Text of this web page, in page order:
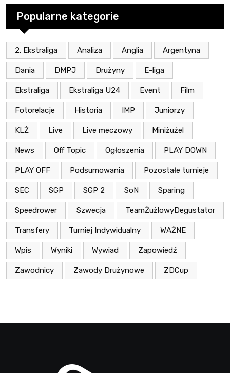
Popularne kategorie
2. Ekstraliga Analiza Anglia Argentyna
Dania DMPJ Drużyny E-liga
Ekstraliga Ekstraliga U24 Event Film
Fotorelacje Historia IMP Juniorzy
KLŻ Live Live meczowy Miniżużel
News Off Topic Ogłoszenia PLAY DOWN
PLAY OFF Podsumowania Pozostałe turnieje
SEC SGP SGP 2 SoN Sparing
Speedrower Szwecja TeamŻużlowyDegustator
Transfery Turniej Indywidualny WAŻNE
Wpis Wyniki Wywiad Zapowiedź
Zawodnicy Zawody Drużynowe ZDCup